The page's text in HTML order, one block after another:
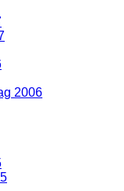
2006